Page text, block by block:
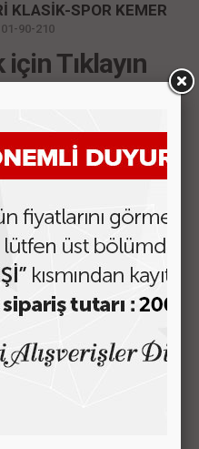
KLASİK-SPOR KEMER
90-210
Tıklayın
DERİ KEMERDİR.
için Tıklayın